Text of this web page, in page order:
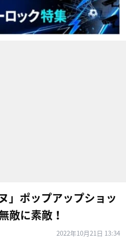
」ポップアップショッ
敵に素敵！
2022年10月21日 13:34